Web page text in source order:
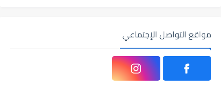
مواقع التواصل الإجتماعي